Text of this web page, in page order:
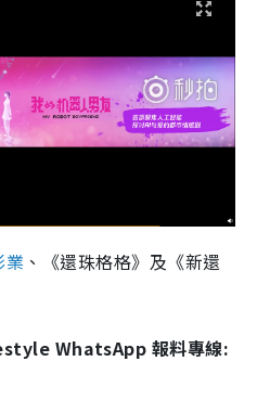
業 、《還珠格格》及《新還
WhatsApp 報料專線: